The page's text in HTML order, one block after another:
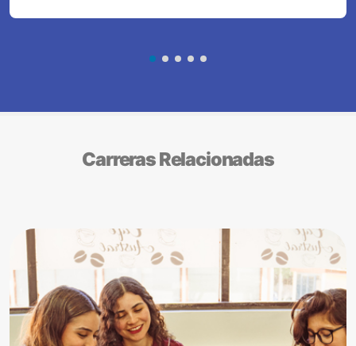
Carreras Relacionadas